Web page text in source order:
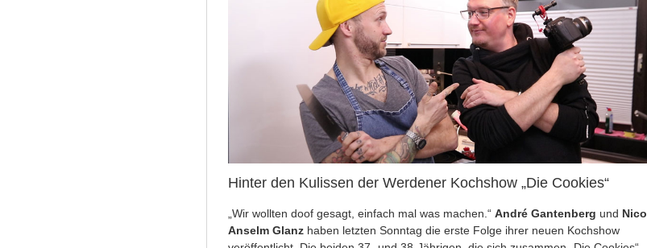
Hinter den Kulissen der Werdener Kochshow „Die Cookies“
„Wir wollten doof gesagt, einfach mal was machen.“ André Gantenberg und Nico
Anselm Glanzhaben letzten Sonntag die erste Folge ihrer neuen Kochshow